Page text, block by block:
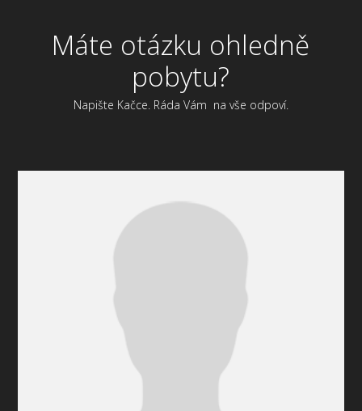
Máte otázku ohledně
pobytu?
Napište Kačce. Ráda Vám na vše odpoví.